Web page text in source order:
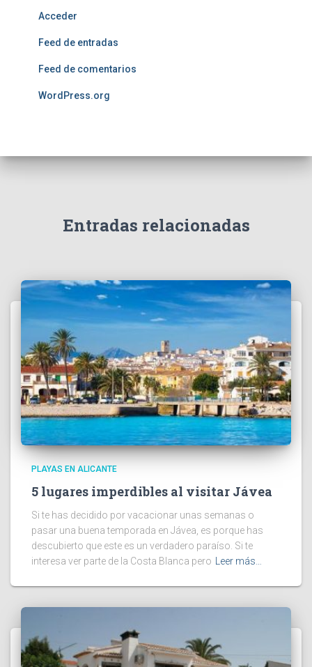
Acceder
Feed de entradas
Feed de comentarios
WordPress.org
Entradas relacionadas
PLAYAS EN ALICANTE
5 lugares imperdibles al visitar Jávea
Si te has decidido por vacacionar unas semanas o
pasar una buena temporada en Jávea, es porque has
descubierto que este es un verdadero paraíso. Si te
interesa ver parte de la Costa Blanca pero
Leer más…